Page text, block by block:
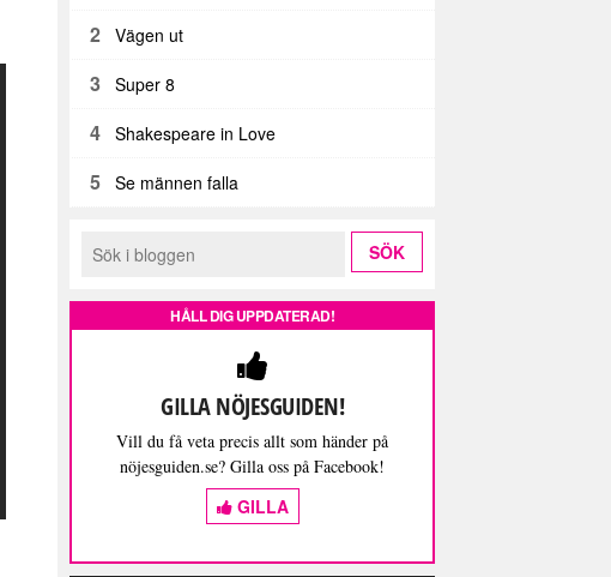
2 Vägen ut
3 Super 8
4 Shakespeare in Love
5 Se männen falla
HÅLL DIG UPPDATERAD!
GILLA NÖJESGUIDEN!
Vill du få veta precis allt som händer på
nöjesguiden.se? Gilla oss på Facebook!
GILLA